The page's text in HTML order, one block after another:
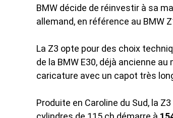
BMW décide de réinvestir à sa
allemand, en référence au BMW
La Z3 opte pour des choix
de la BMW E30, déjà ancienne
caricature avec un capot très
Produite en Caroline du Sud, la